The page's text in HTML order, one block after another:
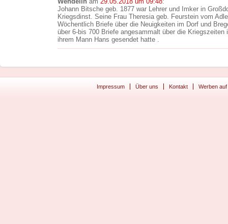
Johann Bitsche geb. 1877 war Lehrer und Imker in
Kriegsdinst. Seine Frau Theresia geb. Feurstein vom
Wöchentlich Briefe über die Neuigkeiten im Dorf und
über 6-bis 700 Briefe angesammalt über die Kriegszeiten
ihrem Mann Hans gesendet hatte .
Impressum Über uns Kontakt Werben